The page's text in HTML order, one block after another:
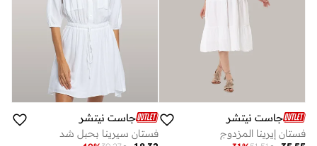
جاست نيتشر
فستان إيرينا المزدوج
جاست نيتشر
فستان سيرينا بحبل شد